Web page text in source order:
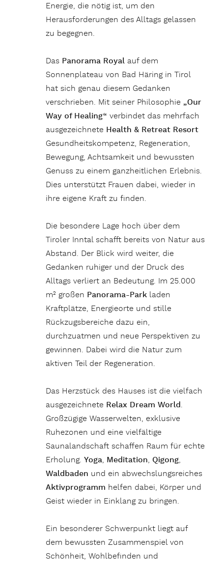
Energie, die nötig ist, um den
Herausforderungen des Alltags gelassen
zu begegnen.
Das Panorama Royal auf dem
Sonnenplateau von Bad Häring in Tirol
hat sich genau diesem Gedanken
verschrieben. Mit seiner Philosophie „Our
Way of Healing“ verbindet das mehrfach
ausgezeichnete Health & Retreat Resort
Gesundheitskompetenz, Regeneration,
Bewegung, Achtsamkeit und bewussten
Genuss zu einem ganzheitlichen Erlebnis.
Dies unterstützt Frauen dabei, wieder in
ihre eigene Kraft zu finden.
Die besondere Lage hoch über dem
Tiroler Inntal schafft bereits von Natur aus
Abstand. Der Blick wird weiter, die
Gedanken ruhiger und der Druck des
Alltags verliert an Bedeutung. Im 25.000
m² großen Panorama-Park laden
Kraftplätze, Energieorte und stille
Rückzugsbereiche dazu ein,
durchzuatmen und neue Perspektiven zu
gewinnen. Dabei wird die Natur zum
aktiven Teil der Regeneration.
Das Herzstück des Hauses ist die vielfach
ausgezeichnete Relax Dream World.
Großzügige Wasserwelten, exklusive
Ruhezonen und eine vielfältige
Saunalandschaft schaffen Raum für echte
Erholung.Yoga, Meditation, Qigong,
Waldbaden und ein abwechslungsreiches
Aktivprogramm helfen dabei, Körper und
Geist wieder in Einklang zu bringen.
Ein besonderer Schwerpunkt liegt auf
dem bewussten Zusammenspiel von
Schönheit, Wohlbefinden und